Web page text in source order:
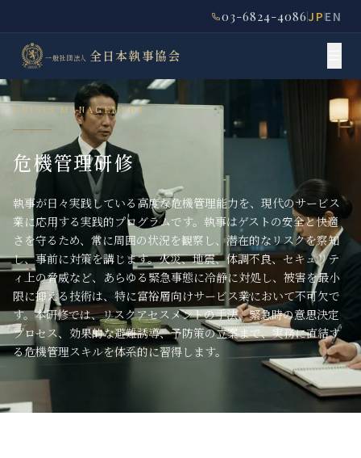
03-6824-4086JPEN
一般社団法人 全日本執事協会
CRISIS MANAGEMENT
危機管理研修
執事が日々実践している高度な危機管理能力を、現代のサービス
業に応用する実践的プログラムです。執事はゲストの安全と快適
さを守るため、常に周囲の状況を観察し、潜在的なリスクを察知
し、事前に対策を講じます。火災、地震、体調不良、セキュリテ
ィ上の脅威など、あらゆる緊急事態に冷静に対処し、被害を最小
限に抑える技術は、特に富裕層向けサービス業において不可欠で
す。本研修では、リスクアセスメントの手法、緊急時の意思決定
プロセス、効果的な避難誘導、予防策の立案まで、実務に直結す
る危機管理スキルを体系的に習得します。